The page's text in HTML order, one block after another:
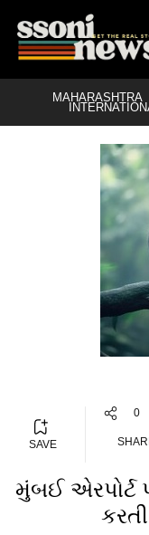
MAHARASHTRA
SAVE
0
મુંબઈ એરપોર્ટ